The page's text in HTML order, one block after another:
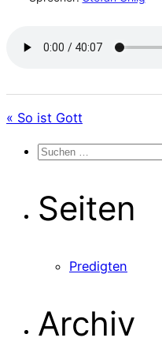
« So ist Gott
Suchen
Seiten
Predigten
Archiv